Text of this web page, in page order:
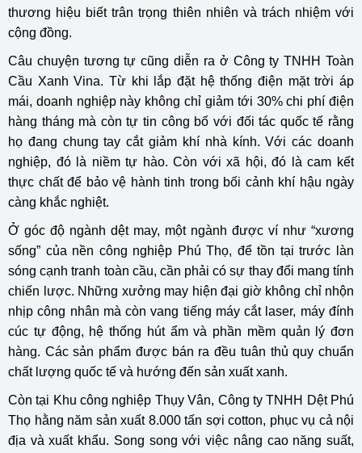
thương hiệu biết trân trọng thiên nhiên và trách nhiệm với
cộng đồng.
Câu chuyện tương tự cũng diễn ra ở Công ty TNHH Toàn
Cầu Xanh Vina. Từ khi lắp đặt hệ thống điện mặt trời áp
mái, doanh nghiệp này không chỉ giảm tới 30% chi phí điện
hàng tháng mà còn tự tin công bố với đối tác quốc tế rằng
họ đang chung tay cắt giảm khí nhà kính. Với các doanh
nghiệp, đó là niềm tự hào. Còn với xã hội, đó là cam kết
thực chất để bảo vệ hành tinh trong bối cảnh khí hậu ngày
càng khắc nghiệt.
Ở góc độ ngành dệt may, một ngành được ví như “xương
sống” của nền công nghiệp Phú Thọ, để tồn tại trước làn
sóng cạnh tranh toàn cầu, cần phải có sự thay đổi mang tính
chiến lược. Những xưởng may hiện đại giờ không chỉ nhộn
nhịp công nhân mà còn vang tiếng máy cắt laser, máy đính
cúc tự động, hệ thống hút ẩm và phần mềm quản lý đơn
hàng. Các sản phẩm được bán ra đều tuân thủ quy chuẩn
chất lượng quốc tế và hướng đến sản xuất xanh.
Còn tại Khu công nghiệp Thụy Vân, Công ty TNHH Dệt Phú
Thọ hằng năm sản xuất 8.000 tấn sợi cotton, phục vụ cả nội
địa và xuất khẩu. Song song với việc nâng cao năng suất,